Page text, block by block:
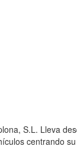
S.L. Lleva
centrando